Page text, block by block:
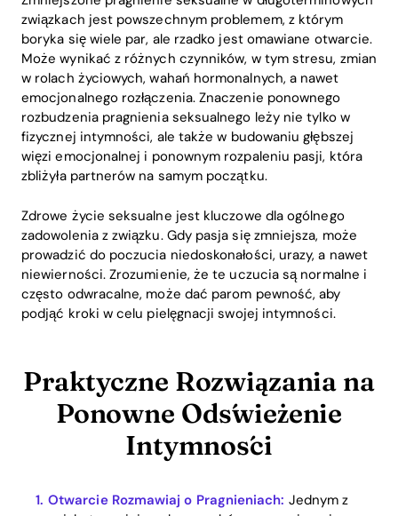
związkach jest powszechnym problemem, z którym
boryka się wiele par, ale rzadko jest omawiane otwarcie.
Może wynikać z różnych czynników, w tym stresu, zmian
w rolach życiowych, wahań hormonalnych, a nawet
emocjonalnego rozłączenia. Znaczenie ponownego
rozbudzenia pragnienia seksualnego leży nie tylko w
fizycznej intymności, ale także w budowaniu głębszej
więzi emocjonalnej i ponownym rozpaleniu pasji, która
zbliżyła partnerów na samym początku.
Zdrowe życie seksualne jest kluczowe dla ogólnego
zadowolenia z związku. Gdy pasja się zmniejsza, może
prowadzić do poczucia niedoskonałości, urazy, a nawet
niewierności. Zrozumienie, że te uczucia są normalne i
często odwracalne, może dać parom pewność, aby
podjąć kroki w celu pielęgnacji swojej intymności.
Praktyczne Rozwiązania na
Ponowne Odświeżenie
Intymności
Otwarcie Rozmawiaj o Pragnieniach: Jednym z